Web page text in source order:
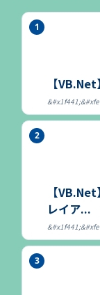
【
【
レイア...